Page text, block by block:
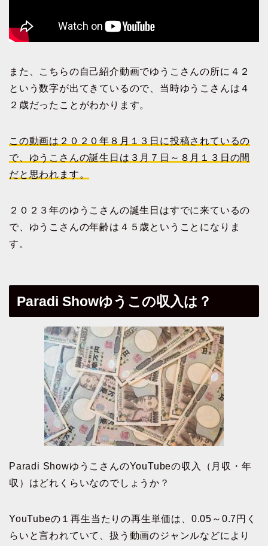
また、こちらの自己紹介動画でゆうこさんの所に４２
という数字が出てきているので、当時ゆうこさんは４
２歳だったことがわかります。
この動画は２０２０年８月１３日に投稿されているの
で、ゆうこさんの誕生日は３月７日～８月１３日の間
だと思われます。
２０２３年のゆうこさんの誕生日はすでに来ているの
で、ゆうこさんの年齢は４５歳ということになりま
す。
Paradi Showゆうこの収入は？
Paradi ShowゆうこさんのYouTubeの収入（月収・年
収）はどれくらいなのでしょうか？
YouTubeの１再生当たりの再生単価は、0.05～0.7円く
らいと言われていて、扱う動画のジャンルなどにより